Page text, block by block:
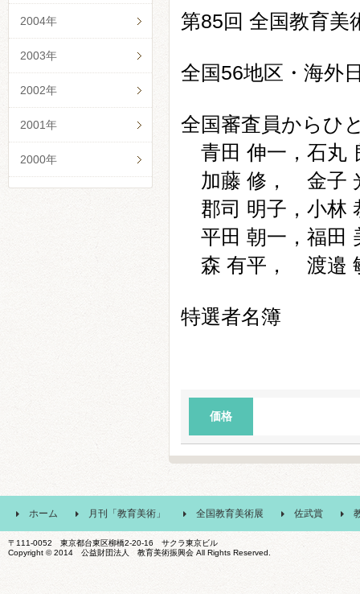
第85回 全国教育美
全国56地区・海外
全国審査員からひ
青田 伸一，石丸
加藤 修， 金子
郡司 明子，小林
平田 朝一，福田
森 有平， 渡邉
特選者名簿
価格
2004年
2003年
2002年
2001年
2000年
ホーム 月刊「教育美術」 全国教育美術展 佐武賞
〒111-0052 東京都台東区柳橋2-20-16 サクラ東京ビル
Copyright © 2014 公益財団法人 教育美術振興会 All Rights Reserved.